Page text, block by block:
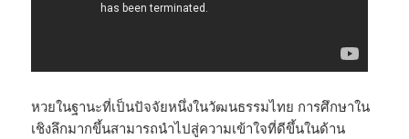
หวยในฐานะที่เป็นปัจจัยหนึ่งในวัฒนธรรมไทย การศึกษาใน
เชิงลึกมากขึ้นสามารถนำไปสู่ความเข้าใจที่ดีขึ้นในด้าน